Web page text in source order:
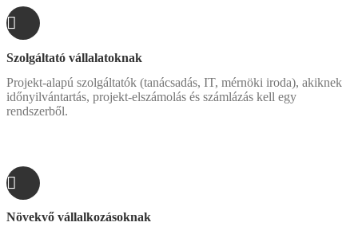
Szolgáltató vállalatoknak
Projekt-alapú szolgáltatók (tanácsadás, IT, mérnöki iroda), akiknek
időnyilvántartás, projekt-elszámolás és számlázás kell egy
rendszerből.
Növekvő vállalkozásoknak